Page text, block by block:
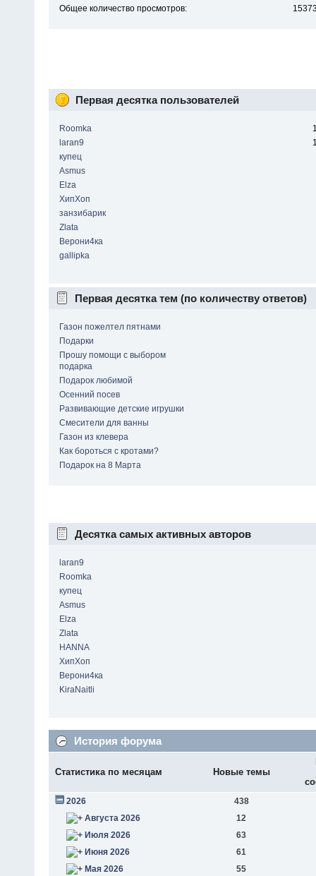
Общее количество просмотров:
Первая десятка пользователей
Roomka
laran9
купец
Asmus
Elza
ХипХоп
занзибарик
Zlata
Верони4ка
gallipka
Первая десятка тем (по количеству ответов)
Газон пожелтел пятнами
Подарки
Прошу помощи с выбором
подарка
Подарок любимой
Осенний посев
Развивающие детские игрушки
Смесители для ванны
Газон из клевера
Как бороться с кротами?
Подарок на 8 Марта
Десятка самых активных авторов
laran9
Roomka
купец
Asmus
Elza
Zlata
HANNA
ХипХоп
Верони4ка
KiraNaitli
История форума
Статистика по месяцам Новые темы
2026
438
Августа 2026
12
Июля 2026
63
Июня 2026
61
Мая 2026
55